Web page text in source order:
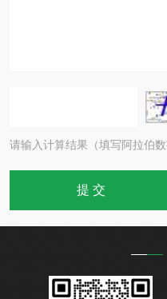
请输入计算结果（填写阿拉伯